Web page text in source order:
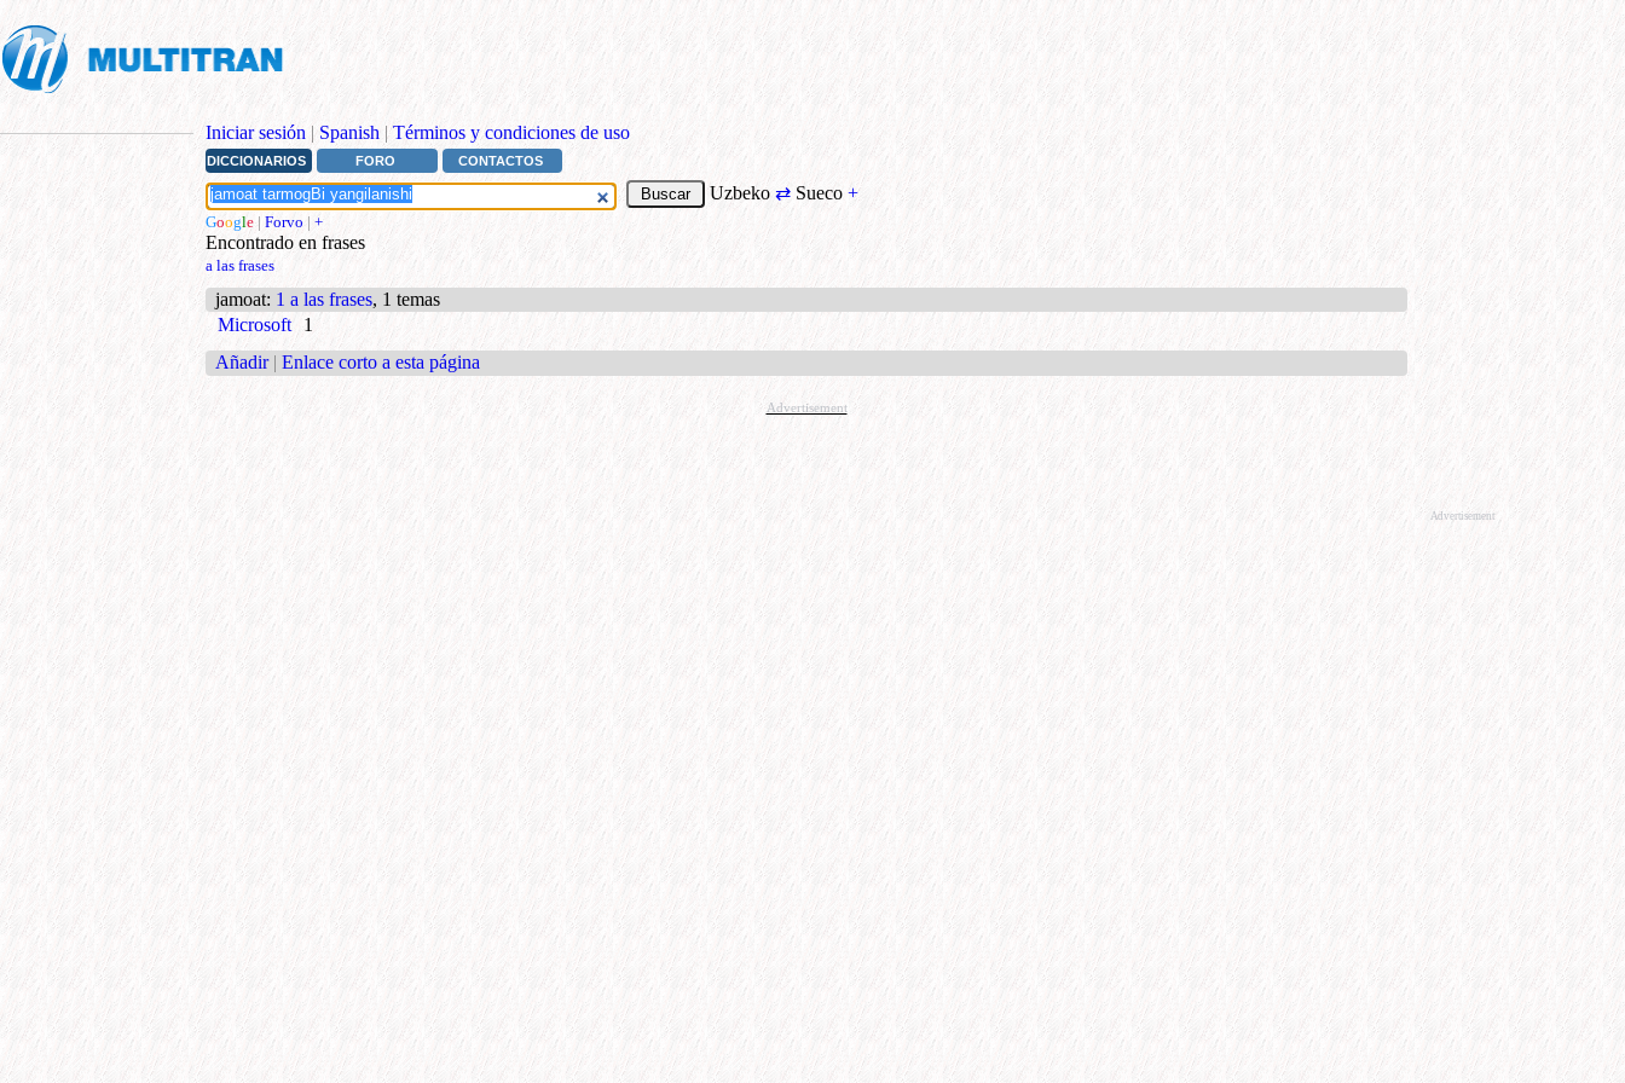
Iniciar sesión | Spanish | Términos y condiciones de uso
DICCIONARIOS FORO CONTACTOS
Uzbeko ⇄ Sueco +
Google | Forvo | +
Encontrado en frases
a las frases
jamoat: 1 a las frases, 1 temas
Microsoft
1
Añadir | Enlace corto a esta página
Advertisement
Advertisement